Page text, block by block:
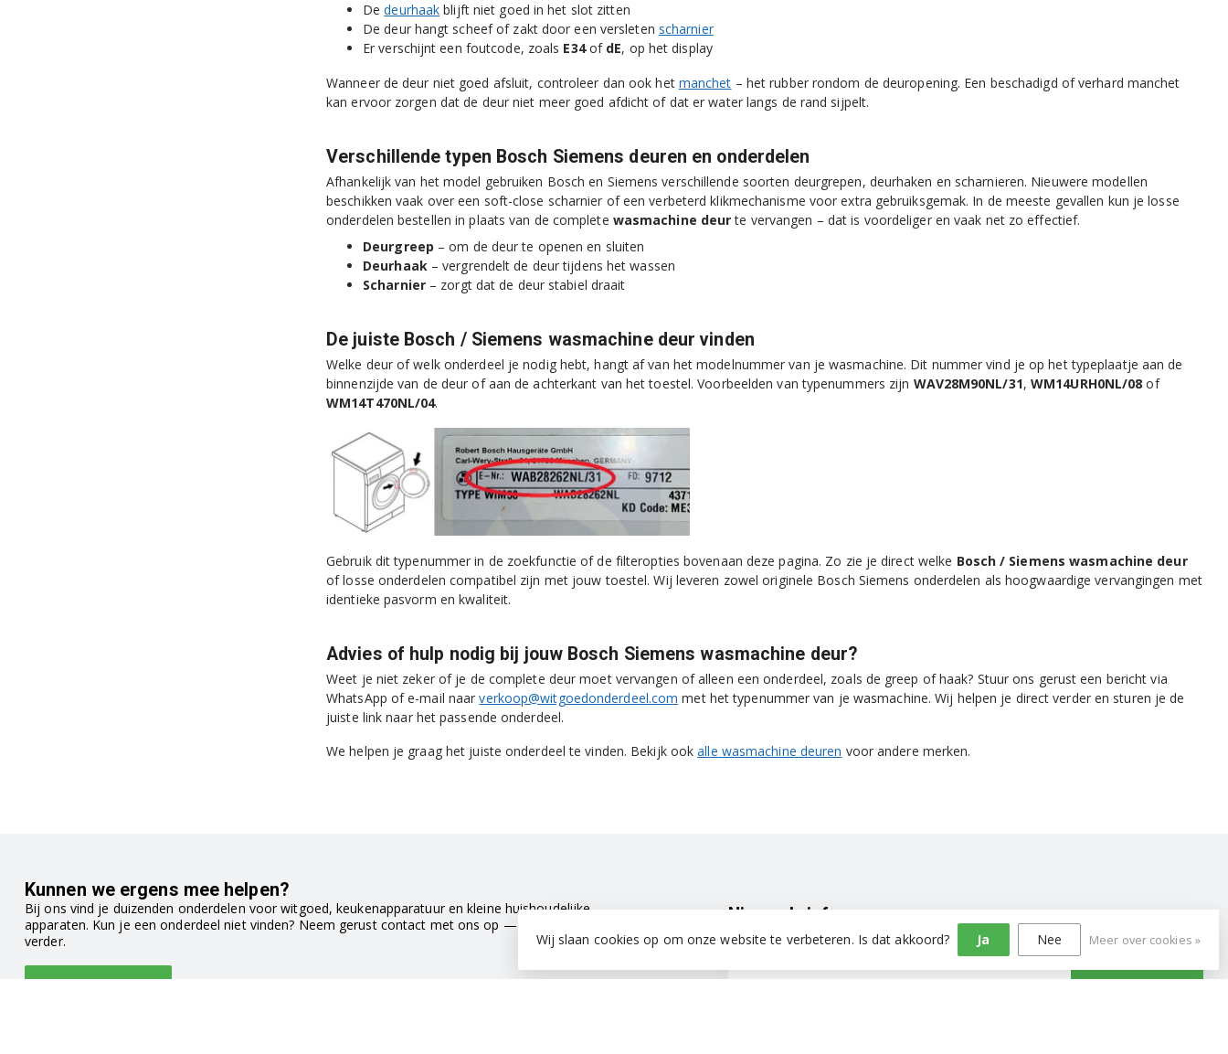
Dedeurhaak blijft niet goed in het slot zitten
De deur hangt scheef of zakt door een versleten scharnier
Er verschijnt een foutcode, zoals E34of dE, op het display
Wanneer de deur niet goed afsluit, controleer dan ook het manchet – het rubber rondom de deuropening. Een beschadigd of verhard manchet
kan ervoor zorgen dat de deur niet meer goed afdicht of dat er water langs de rand sijpelt.
Verschillende typen Bosch Siemens deuren en onderdelen
Afhankelijk van het model gebruiken Bosch en Siemens verschillende soorten deurgrepen, deurhaken en scharnieren. Nieuwere modellen
beschikken vaak over een soft-close scharnier of een verbeterd klikmechanisme voor extra gebruiksgemak. In de meeste gevallen kun je losse
onderdelen bestellen in plaats van de complete wasmachine deurte vervangen – dat is voordeliger en vaak net zo effectief.
Deurgreep – om de deur te openen en sluiten
Deurhaak– vergrendelt de deur tijdens het wassen
Scharnier– zorgt dat de deur stabiel draait
De juiste Bosch / Siemens wasmachine deur vinden
Welke deur of welk onderdeel je nodig hebt, hangt af van het modelnummer van je wasmachine. Dit nummer vind je op het typeplaatje aan de
binnenzijde van de deur of aan de achterkant van het toestel. Voorbeelden van typenummers zijn WAV28M90NL/31,WM14URH0NL/08 of
WM14T470NL/04.
Gebruik dit typenummer in de zoekfunctie of de filteropties bovenaan deze pagina. Zo zie je direct welke Bosch / Siemens wasmachine deur
of losse onderdelen compatibel zijn met jouw toestel. Wij leveren zowel originele Bosch Siemens onderdelen als hoogwaardige vervangingen met
identieke pasvorm en kwaliteit.
Advies of hulp nodig bij jouw Bosch Siemens wasmachine deur?
Weet je niet zeker of je de complete deur moet vervangen of alleen een onderdeel, zoals de greep of haak? Stuur ons gerust een bericht via
WhatsApp of e-mail naarverkoop@witgoedonderdeel.com met het typenummer van je wasmachine. Wij helpen je direct verder en sturen je de
juiste link naar het passende onderdeel.
We helpen je graag het juiste onderdeel te vinden. Bekijk ookalle wasmachine deuren voor andere merken.
Kunnen we ergens mee helpen?
Bij ons vind je duizenden onderdelen voor witgoed, keukenapparatuur en kleine huishoudelijke
apparaten. Kun je een onderdeel niet vinden? Neem gerust contact met ons op — we helpen je graag
verder.
Nieuwsbrief
Wij slaan cookies op om onze website te verbeteren. Is dat akkoord? Ja Nee Meer over cookies »